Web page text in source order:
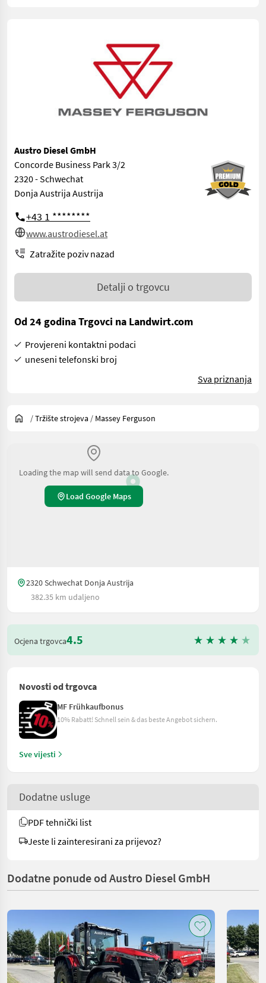
Austro Diesel GmbH
Concorde Business Park 3/2
2320 - Schwechat
Donja Austrija Austrija
+43 1 ********
www.austrodiesel.at
Zatražite poziv nazad
Detalji o trgovcu
Od 24 godina Trgovci na Landwirt.com
Provjereni kontaktni podaci
uneseni telefonski broj
Sva priznanja
/Tržište strojeva / Massey Ferguson
Loading the map will send data to Google.
Load Google Maps
2320 Schwechat Donja Austrija
382.35 km udaljeno
Ocjena trgovca4.5
Novosti od trgovca
MF Frühkaufbonus
10% Rabatt! Schnell sein & das beste Angebot sichern.
Sve vijesti
Dodatne usluge
PDF tehnički list
Jeste li zainteresirani za prijevoz?
Dodatne ponude od Austro Diesel GmbH